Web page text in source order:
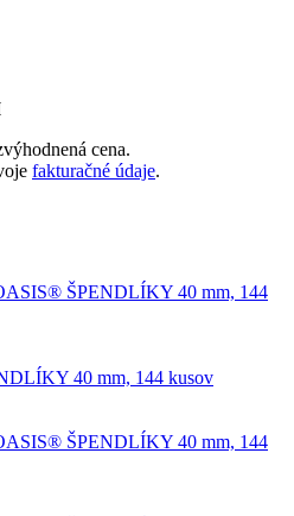
cena.
fakturačné údaje.
ŠPENDLÍKY 40 mm, 144
40 mm, 144 kusov
ŠPENDLÍKY 40 mm, 144